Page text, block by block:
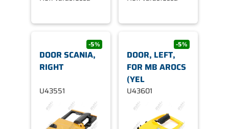
-5%
DOOR SCANIA,
RIGHT
U43551
-5%
DOOR, LEFT,
FOR MB AROCS
(YEL
U43601